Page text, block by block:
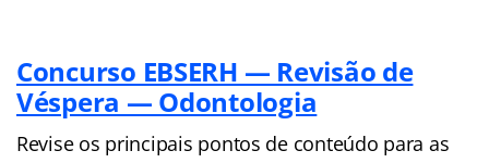
Concurso EBSERH — Revisão de
Véspera — Odontologia
Revise os principais pontos de conteúdo para as